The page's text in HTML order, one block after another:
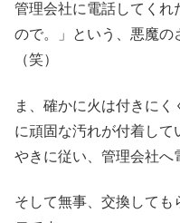
管理会社に電話してくれ
ので。」という、悪魔の
（笑）
ま、確かに火は付きに
に頑固な汚れが付着して
やきに従い、管理会社へ
そして無事、交換しても